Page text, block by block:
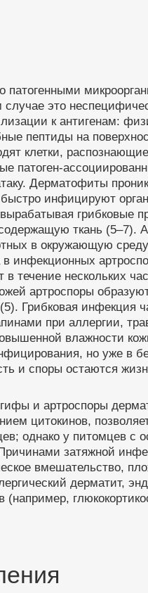
патогенными
это
к антигенам:
пептиды на
клетки,
патоген-
Дерматофиты
инфицируют
грибковые
ткань (5–7).
в окружающую
инфекционных
течение нескольких
артроспоры
Грибковая инфекция
при аллергии,
влажности
но уже в
и споры остаются
и артроспоры
цитокинов,
однако у питомцев с
затяжной
вмешательство,
дерматит,